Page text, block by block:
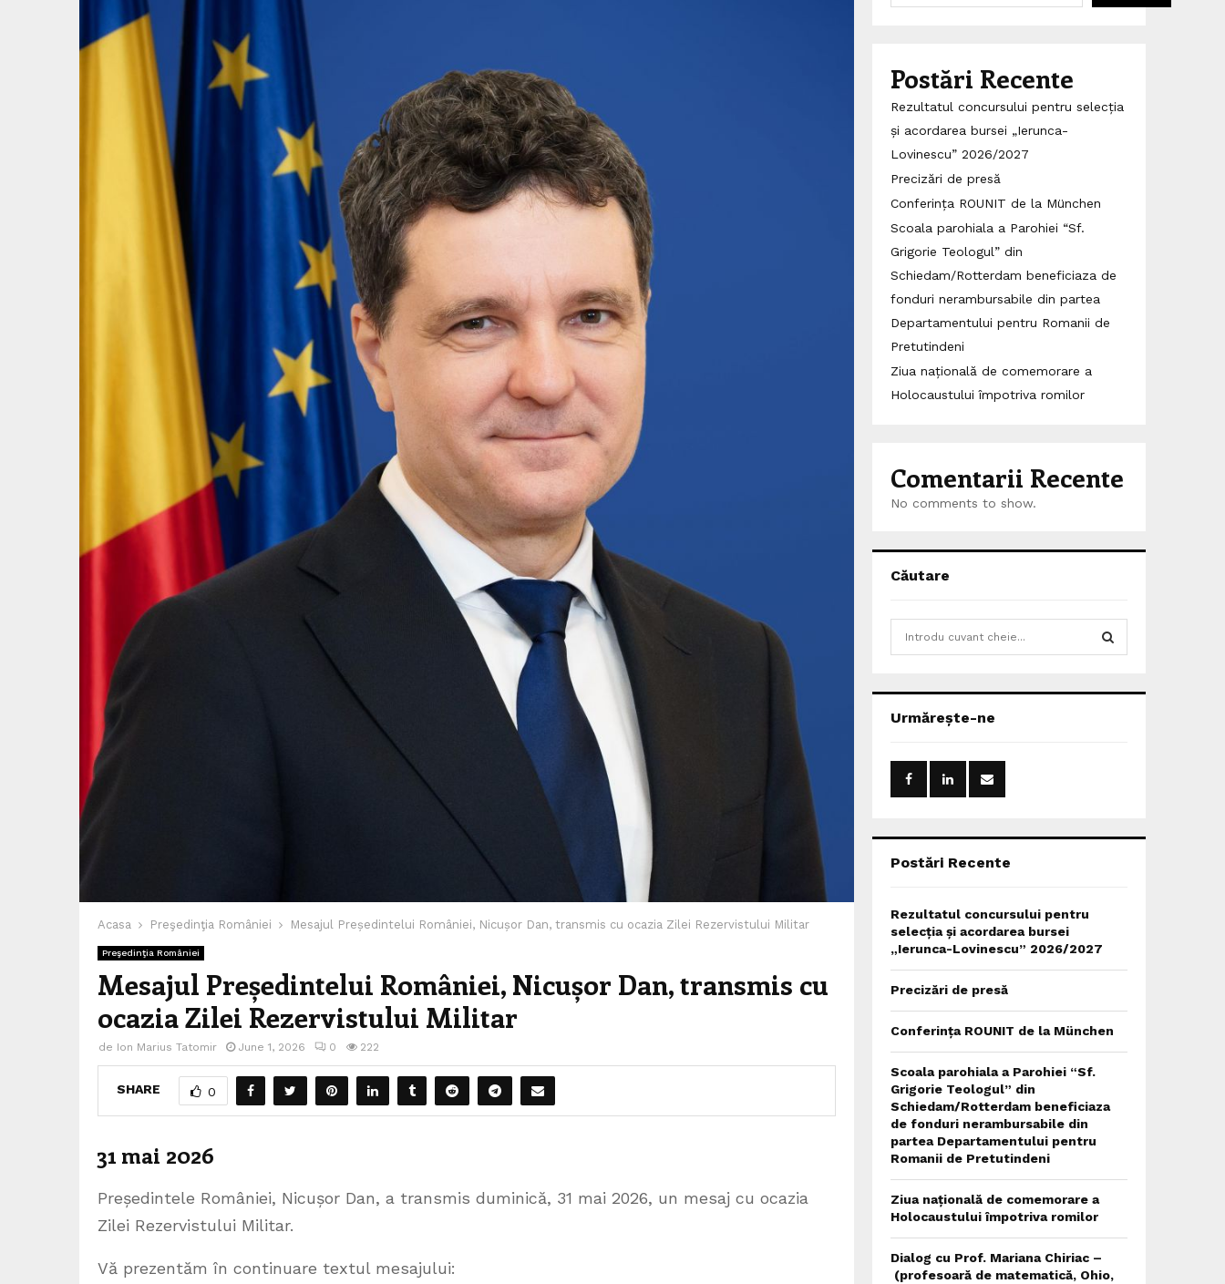
Acasa Preşedinţia României Mesajul Președintelui României, Nicușor Dan, transmis cu ocazia Zilei Rezervistului Militar
Preşedinţia României
Mesajul Președintelui României, Nicușor Dan, transmis cu
ocazia Zilei Rezervistului Militar
de Ion Marius Tatomir June 1, 2026 0 222
SHARE 0
31 mai 2026
Președintele României, Nicușor Dan, a transmis duminică, 31 mai 2026, un mesaj cu ocazia
Zilei Rezervistului Militar.
Vă prezentăm în continuare textul mesajului:
Postări Recente
Rezultatul concursului pentru selecția
și acordarea bursei „Ierunca-
Lovinescu” 2026/2027
Precizări de presă
Conferința ROUNIT de la München
Scoala parohiala a Parohiei “Sf.
Grigorie Teologul” din
Schiedam/Rotterdam beneficiaza de
fonduri nerambursabile din partea
Departamentului pentru Romanii de
Pretutindeni
Ziua națională de comemorare a
Holocaustului împotriva romilor
Comentarii Recente
No comments to show.
Căutare
h
o
:
Urmărește-ne
Postări Recente
Rezultatul concursului pentru
selecția și acordarea bursei
„Ierunca-Lovinescu” 2026/2027
Precizări de presă
Conferința ROUNIT de la München
Scoala parohiala a Parohiei “Sf.
Grigorie Teologul” din
Schiedam/Rotterdam beneficiaza
de fonduri nerambursabile din
partea Departamentului pentru
Romanii de Pretutindeni
Ziua națională de comemorare a
Holocaustului împotriva romilor
Dialog cu Prof. Mariana Chiriac –
(profesoară de matematică, Ohio,